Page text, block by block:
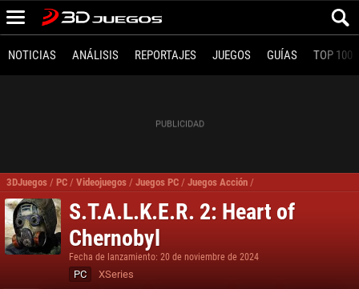
NOTICIAS ANÁLISIS REPORTAJES JUEGOS GUÍAS TOP 100
3DJuegos / PC / Videojuegos / Juegos PC / Juegos Acción /
S.T.A.L.K.E.R. 2: Heart of
Chernobyl
Fecha de lanzamiento: 20 de noviembre de 2024
PC XSeries